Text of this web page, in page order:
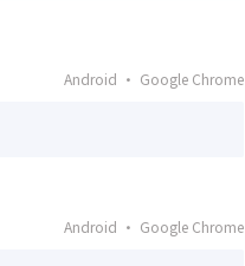
Android · Google Chrome
Android · Google Chrome